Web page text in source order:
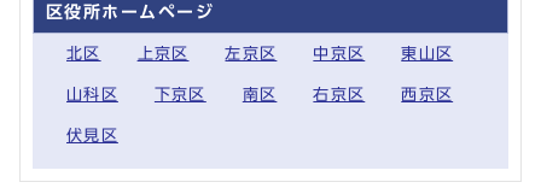
区役所ホームページ
北区 上京区 左京区 中京区 東山区
山科区 下京区 南区 右京区 西京区
伏見区